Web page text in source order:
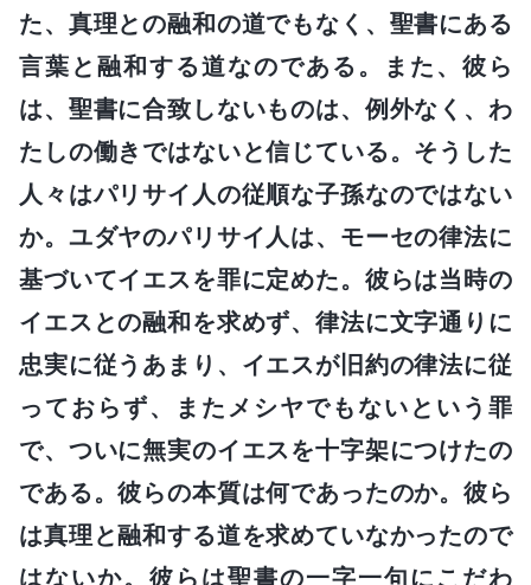
た、真理との融和の道でもなく、聖書にある
言葉と融和する道なのである。また、彼ら
は、聖書に合致しないものは、例外なく、わ
たしの働きではないと信じている。そうした
人々はパリサイ人の従順な子孫なのではない
か。ユダヤのパリサイ人は、モーセの律法に
基づいてイエスを罪に定めた。彼らは当時の
イエスとの融和を求めず、律法に文字通りに
忠実に従うあまり、イエスが旧約の律法に従
っておらず、またメシヤでもないという罪
で、ついに無実のイエスを十字架につけたの
である。彼らの本質は何であったのか。彼ら
は真理と融和する道を求めていなかったので
はないか。彼らは聖書の一字一句にこだわ